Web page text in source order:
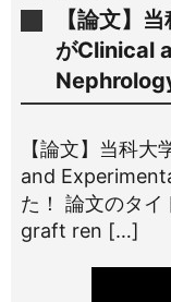
【論文】
がClinical
【論文】当科
and
た！ 論文のタ
graft ren […]